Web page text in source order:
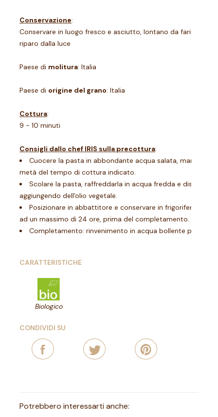
Conservazione:
Conservare in luogo fresco e asciutto, lontano da farine, riso
riparo dalla luce
Paese di molitura: Italia
Paese di origine del grano: Italia
Cottura:
9 - 10 minuti
Consigli dallo chef IRIS sulla precottura:
Cuocere la pasta in abbondante acqua salata,
metà del tempo di cottura indicato.
Scolare la pasta, raffreddarla in acqua fredda e
aggiungendo dell'olio vegetale.
Posizionare in abbattitore e conservare in frigorifero da 0-
ad un massimo di 24 ore, prima del completamento.
Completamento: rinvenimento in acqua bollente per 40-
CARATTERISTICHE
Biologico
CONDIVIDI SU
Potrebbero interessarti anche: